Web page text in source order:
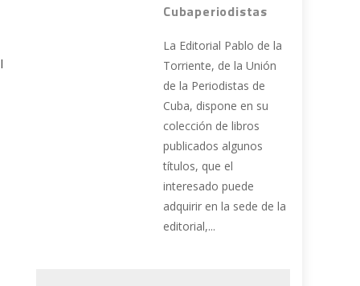
Cubaperiodistas
La Editorial Pablo de la
Torriente, de la Unión
de la Periodistas de
Cuba, dispone en su
colección de libros
publicados algunos
títulos, que el
interesado puede
adquirir en la sede de la
editorial,...